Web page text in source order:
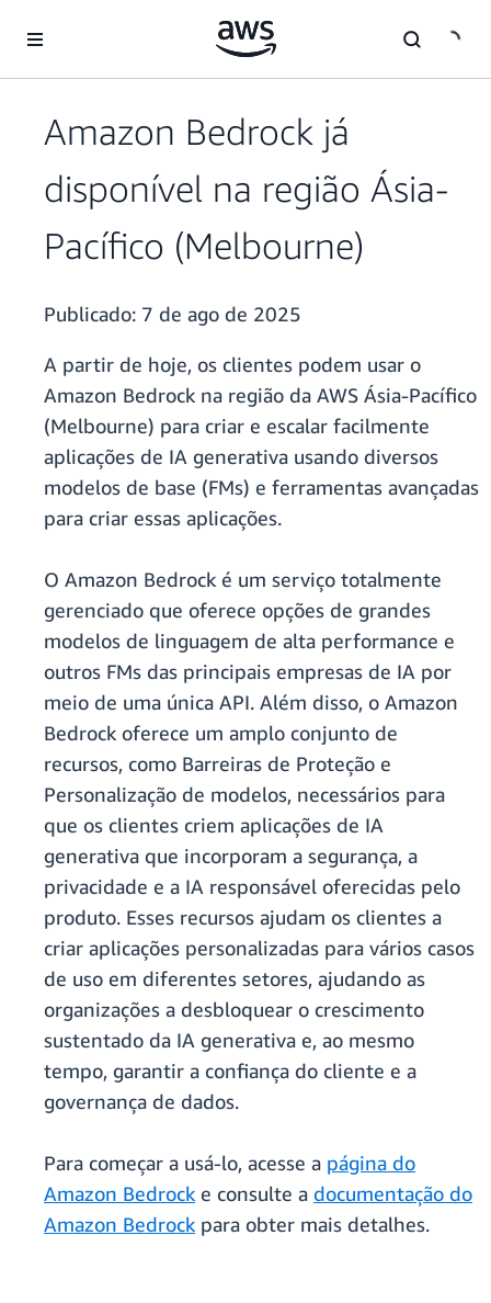
Pular para o conteúdo principal
Amazon Bedrock já
disponível na região Ásia-
Pacífico (Melbourne)
Publicado: 7 de ago de 2025
A partir de hoje, os clientes podem usar o
Amazon Bedrock na região da AWS Ásia-Pacífico
(Melbourne) para criar e escalar facilmente
aplicações de IA generativa usando diversos
modelos de base (FMs) e ferramentas avançadas
para criar essas aplicações.
O Amazon Bedrock é um serviço totalmente
gerenciado que oferece opções de grandes
modelos de linguagem de alta performance e
outros FMs das principais empresas de IA por
meio de uma única API. Além disso, o Amazon
Bedrock oferece um amplo conjunto de
recursos, como Barreiras de Proteção e
Personalização de modelos, necessários para
que os clientes criem aplicações de IA
generativa que incorporam a segurança, a
privacidade e a IA responsável oferecidas pelo
produto. Esses recursos ajudam os clientes a
criar aplicações personalizadas para vários casos
de uso em diferentes setores, ajudando as
organizações a desbloquear o crescimento
sustentado da IA generativa e, ao mesmo
tempo, garantir a confiança do cliente e a
governança de dados.
Para começar a usá-lo, acesse a página do
Amazon Bedrock e consulte a documentação do
Amazon Bedrock para obter mais detalhes.